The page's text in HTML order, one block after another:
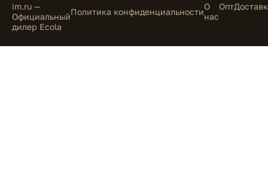
im.ru —
Официальный
дилер Ecola
Политика конфиденциальностиО
нас
Опт